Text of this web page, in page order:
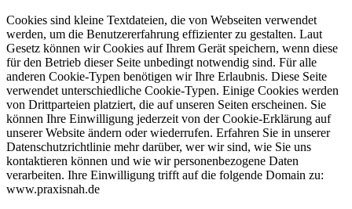
Cookies sind kleine Textdateien, die von Webseiten verwendet
werden, um die Benutzererfahrung effizienter zu gestalten. Laut
Gesetz können wir Cookies auf Ihrem Gerät speichern, wenn diese
für den Betrieb dieser Seite unbedingt notwendig sind. Für alle
anderen Cookie-Typen benötigen wir Ihre Erlaubnis. Diese Seite
verwendet unterschiedliche Cookie-Typen. Einige Cookies werden
von Drittparteien platziert, die auf unseren Seiten erscheinen. Sie
können Ihre Einwilligung jederzeit von der Cookie-Erklärung auf
unserer Website ändern oder wiederrufen. Erfahren Sie in unserer
Datenschutzrichtlinie mehr darüber, wer wir sind, wie Sie uns
kontaktieren können und wie wir personenbezogene Daten
verarbeiten. Ihre Einwilligung trifft auf die folgende Domain zu:
www.praxisnah.de